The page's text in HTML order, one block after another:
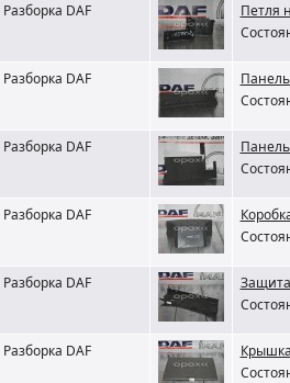
Разборка DAF
Петля
Разборка DAF
Разборка DAF
Разборка DAF
Разборка DAF
Разборка DAF